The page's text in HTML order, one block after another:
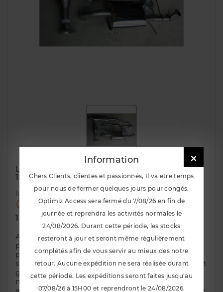
Ligne Optimiz Access Performance Clio 2 RS
182
Id : 1599
 Rupture de stock !
1 020,00 € TTC
Apres de longues recherches, nous vous
proposons maintenant des lignes orientées
performance tout en s'approchant des limites
sonores dictées par les circuit Ligne avec decata et
gamelle sur intermediaire (pour limiter le bruit et
nous nous sommes rendus compte qu'il n'y avait

Information
Chers Clients, clientes et passionnés, Il va etre temps
pour nous de fermer quelques jours pour congés.
Optimiz Access sera fermé du 7/08/26 en fin de
journée et reprendra les activités normales le
24/08/2026. Durant cette période, les stocks
resteront à jour et seront même régulièrement
complétés afin de vous servir au mieux des notre
retour. Aucune expédition ne sera réalisée durant
cette période. Les expéditions seront faites jusqu'au
07/08/26 à 15H00 et reprendront le 24/08/2026.